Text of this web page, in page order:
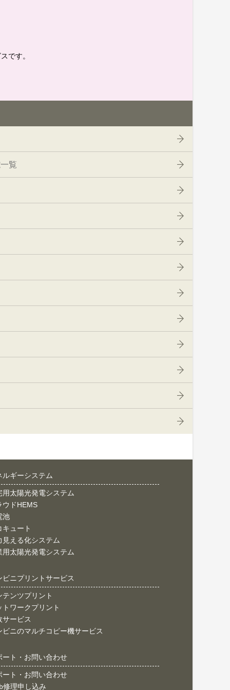
です。
覧
ルギーシステム
用太陽光発電システム
ウドHEMS
池
キュート
見える化システム
用太陽光発電システム
ビニプリントサービス
テンツプリント
トワークプリント
サービス
ビニのマルチコピー機サービス
ート・お問い合わせ
ート・お問い合わせ
修理申し込み